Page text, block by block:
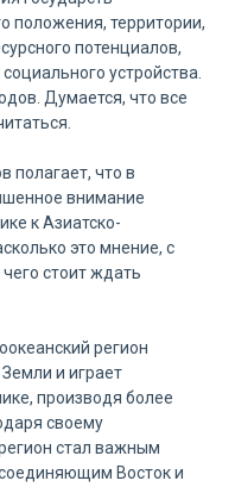
положения, территории,
потенциалов,
устройства.
Думается, что все
полагает, что в
внимание
к Азиатско-
это мнение, с
стоит ждать
регион
и играет
производя более
своему
стал важным
Восток и